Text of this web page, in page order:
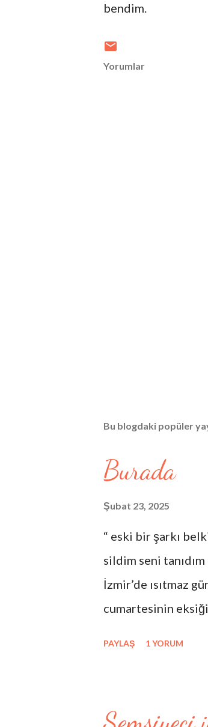
bendim.
Yorumlar
Bu blogdaki popüler
Burada
Şubat 23, 2025
“ eski bir şarkı
sildim seni
İzmir’de ısıtmaz
cumartesinin
PAYLAŞ 1 YORUM